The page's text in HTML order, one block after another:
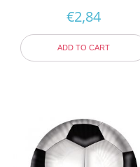
€2,84
ADD TO CART